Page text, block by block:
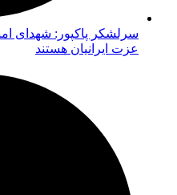
سرلشکر پاکپور: شهدای
عزت ایرانیان هستند